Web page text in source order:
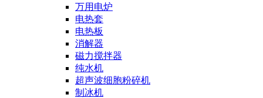
万用电炉
电热套
电热板
消解器
磁力搅拌器
纯水机
超声波细胞粉碎机
制冰机